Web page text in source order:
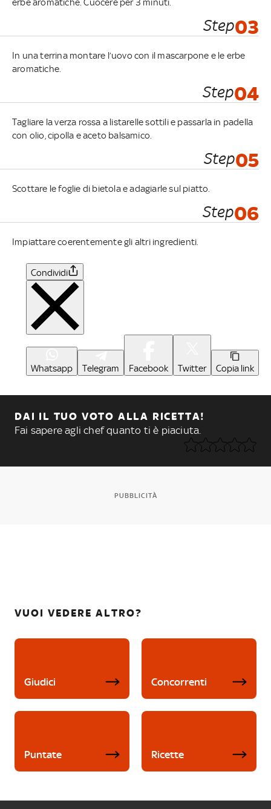
Step03
In una terrina montare l’uovo con il mascarpone e le erbe
aromatiche.
Step04
Tagliare la verza rossa a listarelle sottili e passarla in padella
con olio, cipolla e aceto balsamico.
Step05
Scottare le foglie di bietola e adagiarle sul piatto.
Step06
Impiattare coerentemente gli altri ingredienti.
Condividi
Whatsapp Telegram Facebook Twitter Copia link
DAI IL TUO VOTO ALLA RICETTA!
Fai sapere agli chef quanto ti è piaciuta.
PUBBLICITÀ
VUOI VEDERE ALTRO?
Giudici Concorrenti
Puntate Ricette